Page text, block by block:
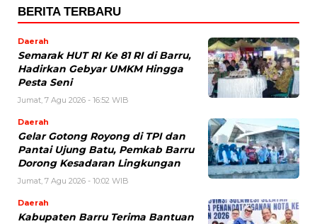
BERITA TERBARU
Daerah
Semarak HUT RI Ke 81 RI di Barru,
Hadirkan Gebyar UMKM Hingga
Pesta Seni
Jumat, 7 Agu 2026 - 16:52 WIB
Daerah
Gelar Gotong Royong di TPI dan
Pantai Ujung Batu, Pemkab Barru
Dorong Kesadaran Lingkungan
Jumat, 7 Agu 2026 - 10:02 WIB
Daerah
Kabupaten Barru Terima Bantuan